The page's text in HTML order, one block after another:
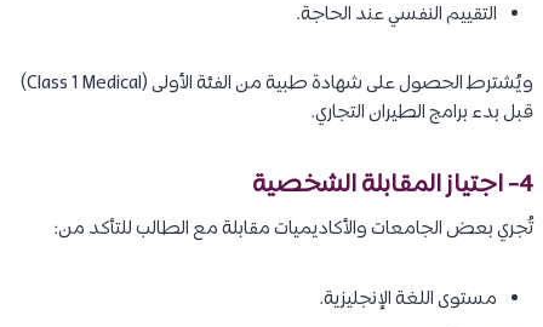
التقييم النفسي عند الحاجة.
ويُشترط الحصول على شهادة طبية من الفئة الأولى (Class 1 Medical)
قبل بدء برامج الطيران التجاري.
4- اجتياز المقابلة الشخصية
تُجري بعض الجامعات والأكاديميات مقابلة مع الطالب للتأكد من:
مستوى اللغة الإنجليزية.